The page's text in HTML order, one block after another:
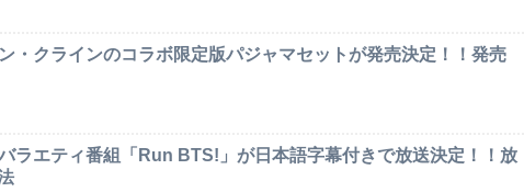
・クラインのコラボ限定版パジャマセットが発売決定！！発売
ラエティ番組「Run BTS!」が日本語字幕付きで放送決定！！放